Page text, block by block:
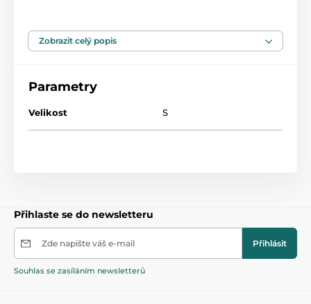
Transparentní, tenké a měkký silikon zajišťuje
pohodlí citlivé kůže matky
Tvar poskytuje úzký kontakt mezi matkou a dítětem
Bez BPA
Zobrazit celý popis
Parametry
Velikost S
Přihlaste se do newsletteru
Zde napište váš e-mail Přihlásit
Souhlas se zasíláním newsletterů